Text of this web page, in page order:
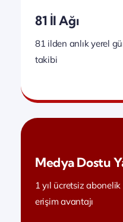
81 İl Ağı
81 ilden anlık yerel
takibi
Medya Dostu
1 yıl ücretsiz
erişim avantajı